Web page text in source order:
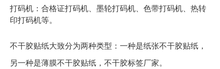
打码机：合格证打码机、墨轮打码机、色带打码机、热转
印打码机等。
不干胶贴纸大致分为两种类型：一种是纸张不干胶贴纸，
另一种是薄膜不干胶贴纸，不干胶标签厂家。